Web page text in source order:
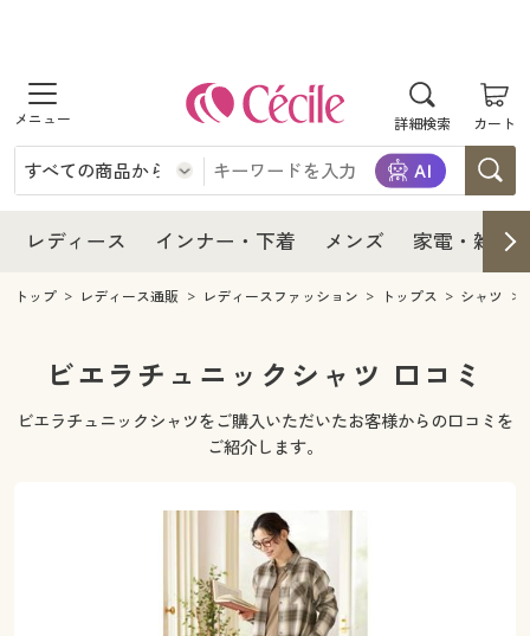
詳細検索 カート
商品を探す
レディース
レディースファッション
女性下着
インナー・下着
インナー・下着通販すべて
女性下着
メンズ下着
メンズ
メンズ通販すべて
メンズファッション
家電・雑貨
家電・雑貨すべて
寝具・インテリア・家具
美容・健康・サプリメント
制服・スクールすべて
レディース インナー・下着 メンズ 家電・雑貨
レディース
レディース通販すべて
レディースファッション
インナー・下着
インナー・下着通販すべて
ジュニア・ティーンズ下着
メンズ
メンズ下着
家電
寝具・インテリア・家具通販すべて
カーテン・ラグ・ファブリック
美容・健康
大きいサイズ通販すべて
トップ レディース通販 レディースファッション トップス シャツ
ビエラチュニックシャツ 口コミ
ビエラチュニックシャツをご購入いただいたお客様からの口コミを
ご紹介します。